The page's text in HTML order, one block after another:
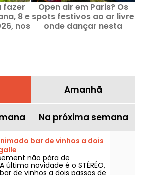
fazer
8 e
nos
Open air em Paris? Os
spots festivos ao ar livre
onde dançar nesta
Amanhã
Na próxima semana
bar de vinhos a dois
não pára de
última novidade é o STÉRÉO,
de vinhos a dois passos de